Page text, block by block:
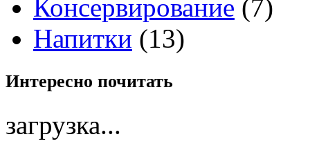
Консервирование (7)
Напитки (13)
Интересно почитать
загрузка...